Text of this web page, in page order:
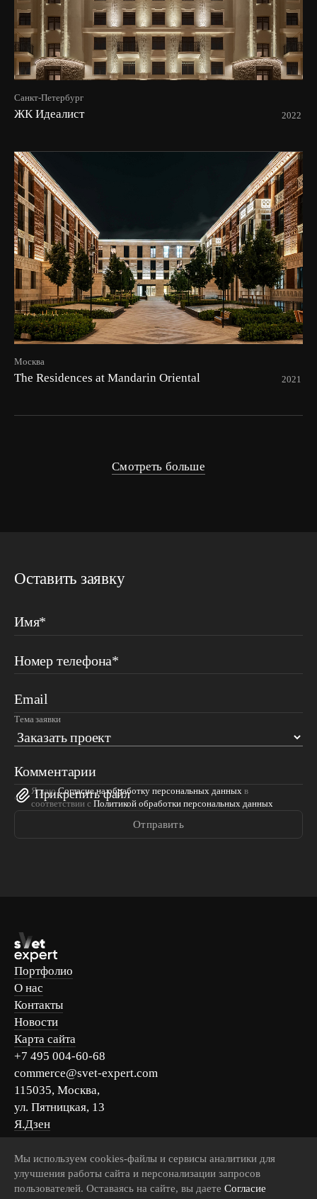
Санкт-Петербург
ЖК Идеалист 2022
Москва
The Residences at Mandarin Oriental 2021
Смотреть больше
Оставить заявку
Имя*
Номер телефона*
Email
Тема заявки
Комментарии
Прикрепить файл
Отправить
Я даюСогласие на обработку персональных данных в
соответствии с Политикой обработки персональных данных
Портфолио
О нас
Контакты
Новости
Карта сайта
+7 495 004-60-68
commerce@svet-expert.com
115035, Москва,
ул. Пятницкая, 13
Я.Дзен
Вконтакте
Telegram
MAX
Мы используем cookies-файлы и сервисы аналитики для
улучшения работы сайта и персонализации запросов
пользователей. Оставаясь на сайте, вы даете Согласие